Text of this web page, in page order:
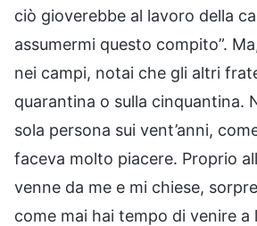
ciò gioverebbe al lavoro della
assumermi questo compito”.
nei campi, notai che gli altri
quarantina o sulla cinquantina.
sola persona sui vent’anni,
faceva molto piacere. Proprio
venne da me e mi chiese,
come mai hai tempo di venire a